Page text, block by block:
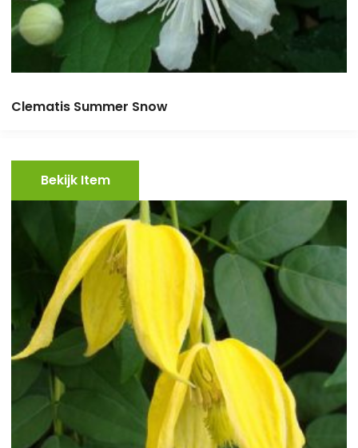
Clematis Summer Snow
Bekijk Item